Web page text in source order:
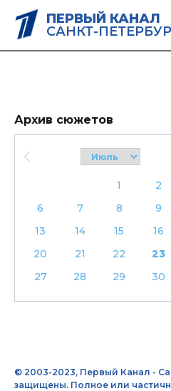
ПЕРВЫЙ КАНАЛ
САНКТ-
Архив сюжетов
1 2
6
7 8 9
13
14 15 16
20
21 22 23
27
28 29 30
© 2003-2023, Первый Канал -
защищены. Полное или